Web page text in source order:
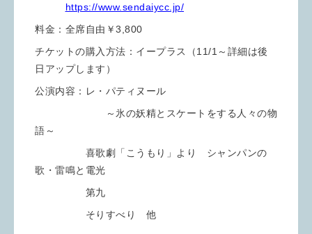
https://www.sendaiycc.jp/
料金：全席自由￥3,800
チケットの購入方法：イープラス（11/1～詳細は後
日アップします）
公演内容：レ・パティヌール
～氷の妖精とスケートをする人々の物
語～
喜歌劇「こうもり」より シャンパンの
歌・雷鳴と電光
第九
そりすべり 他